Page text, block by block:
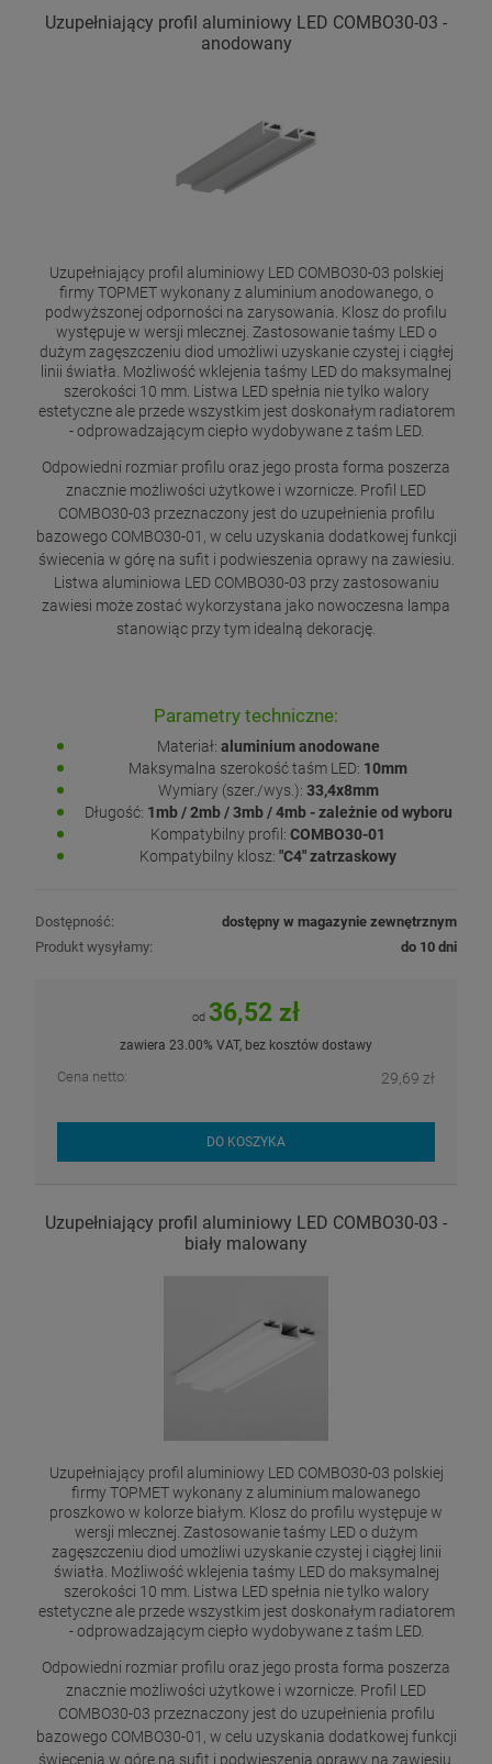
Uzupełniający profil aluminiowy LED COMBO30-03 -
anodowany
Uzupełniający profil aluminiowy LED COMBO30-03 polskiej
firmy TOPMET wykonany z aluminium anodowanego, o
podwyższonej odporności na zarysowania. Klosz do profilu
występuje w wersji mlecznej. Zastosowanie taśmy LED o
dużym zagęszczeniu diod umożliwi uzyskanie czystej i ciągłej
linii światła. Możliwość wklejenia taśmy LED do maksymalnej
szerokości 10 mm. Listwa LED spełnia nie tylko walory
estetyczne ale przede wszystkim jest doskonałym radiatorem
- odprowadzającym ciepło wydobywane z taśm LED.
Odpowiedni rozmiar profilu oraz jego prosta forma poszerza
znacznie możliwości użytkowe i wzornicze. Profil LED
COMBO30-03 przeznaczony jest do uzupełnienia profilu
bazowego COMBO30-01, w celu uzyskania dodatkowej funkcji
świecenia w górę na sufit i podwieszenia oprawy na zawiesiu.
Listwa aluminiowa LED COMBO30-03 przy zastosowaniu
zawiesi może zostać wykorzystana jako nowoczesna lampa
stanowiąc przy tym idealną dekorację.
Parametry techniczne:
Materiał: aluminium anodowane
Maksymalna szerokość taśm LED: 10mm
Wymiary (szer./wys.): 33,4x8mm
Długość: 1mb / 2mb / 3mb / 4mb - zależnie od wyboru
Kompatybilny profil: COMBO30-01
Kompatybilny klosz: "C4" zatrzaskowy
Dostępność:
dostępny w magazynie zewnętrznym
Produkt wysyłamy:
do 10 dni
od 36,52 zł
zawiera 23.00% VAT, bez kosztów dostawy
Cena netto: 29,69 zł
DO KOSZYKA
Uzupełniający profil aluminiowy LED COMBO30-03 -
biały malowany
Uzupełniający profil aluminiowy LED COMBO30-03 polskiej
firmy TOPMET wykonany z aluminium malowanego
proszkowo w kolorze białym. Klosz do profilu występuje w
wersji mlecznej. Zastosowanie taśmy LED o dużym
zagęszczeniu diod umożliwi uzyskanie czystej i ciągłej linii
światła. Możliwość wklejenia taśmy LED do maksymalnej
szerokości 10 mm. Listwa LED spełnia nie tylko walory
estetyczne ale przede wszystkim jest doskonałym radiatorem
- odprowadzającym ciepło wydobywane z taśm LED.
Odpowiedni rozmiar profilu oraz jego prosta forma poszerza
znacznie możliwości użytkowe i wzornicze. Profil LED
COMBO30-03 przeznaczony jest do uzupełnienia profilu
bazowego COMBO30-01, w celu uzyskania dodatkowej funkcji
świecenia w górę na sufit i podwieszenia oprawy na zawiesiu.